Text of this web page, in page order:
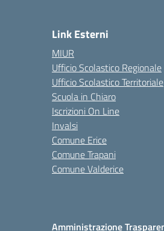
Link Esterni
MIUR
Ufficio Scolastico Regionale
Ufficio Scolastico Territoriale
Scuola in Chiaro
Iscrizioni On Line
Invalsi
Comune Erice
Comune Trapani
Comune Valderice
Amministrazione